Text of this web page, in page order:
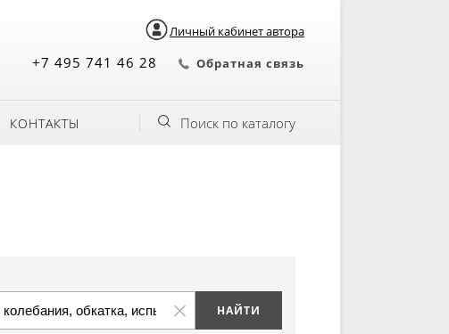
Личный кабинет автора
+7 495 741 46 28 Обратная связь
КОНТАКТЫ Поиск по каталогу